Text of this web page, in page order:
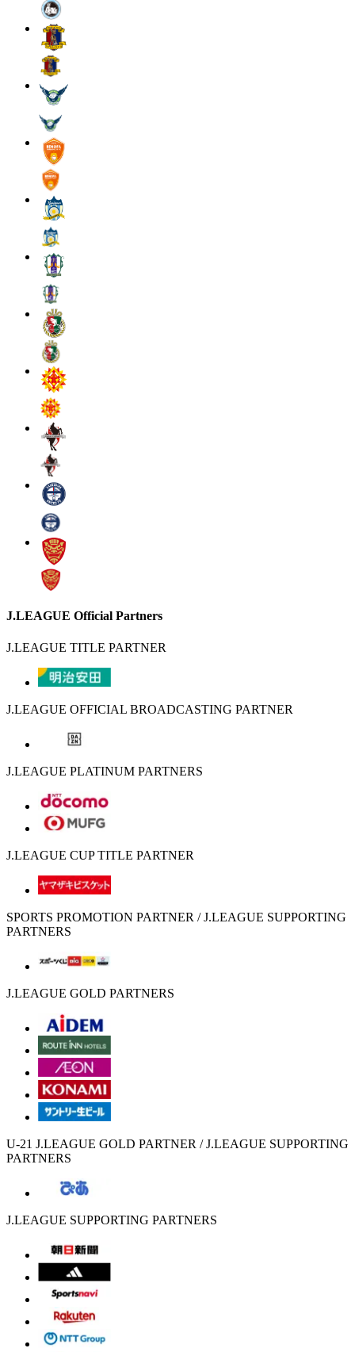
J.LEAGUE Official Partners
J.LEAGUE TITLE PARTNER
J.LEAGUE OFFICIAL BROADCASTING PARTNER
J.LEAGUE PLATINUM PARTNERS
J.LEAGUE CUP TITLE PARTNER
SPORTS PROMOTION PARTNER / J.LEAGUE SUPPORTING
PARTNERS
J.LEAGUE GOLD PARTNERS
U-21 J.LEAGUE GOLD PARTNER / J.LEAGUE SUPPORTING
PARTNERS
J.LEAGUE SUPPORTING PARTNERS